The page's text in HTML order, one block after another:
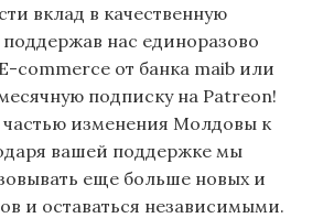
вклад в качественную
нас единоразово
commerce от банка maib или
подписку на Patreon!
частью изменения Молдовы к
вашей поддержке мы
еще больше новых и
и оставаться независимыми.